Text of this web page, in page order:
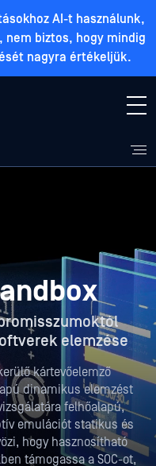
AI-t használunk,
nem biztos, hogy mindig
nagyra értékeljük.
elemzése
kártevőelemző
dinamikus elemzést
felhőalapú,
emulációt statikus és
hogy hasznosítható
támogassa a SOC-ot,